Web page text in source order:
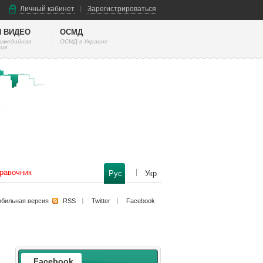
Личный кабинет Зарегистрироваться
ВИДЕО ОСМД
ОСМД в Украине
Рус Укр
версия
RSS Twitter Facebook